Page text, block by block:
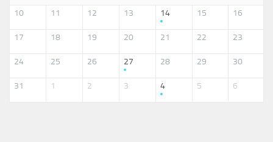
10 11 12 13 14 15 16
17 18 19 20 21 22 23
24 25 26 27 28 29 30
31 1 2 3 4 5 6